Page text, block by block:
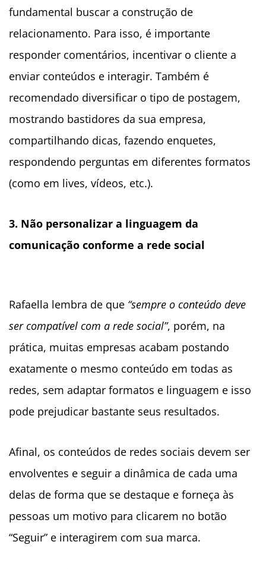
fundamental buscar a construção de
relacionamento. Para isso, é importante
responder comentários, incentivar o cliente a
enviar conteúdos e interagir. Também é
recomendado diversificar o tipo de postagem,
mostrando bastidores da sua empresa,
compartilhando dicas, fazendo enquetes,
respondendo perguntas em diferentes formatos
(como em lives, vídeos, etc.).
3. Não personalizar a linguagem da
comunicação conforme a rede social
Rafaella lembra de que “sempre o conteúdo deve
ser compatível com a rede social”, porém, na
prática, muitas empresas acabam postando
exatamente o mesmo conteúdo em todas as
redes, sem adaptar formatos e linguagem e isso
pode prejudicar bastante seus resultados.
Afinal, os conteúdos de redes sociais devem ser
envolventes e seguir a dinâmica de cada uma
delas de forma que se destaque e forneça às
pessoas um motivo para clicarem no botão
“Seguir” e interagirem com sua marca.